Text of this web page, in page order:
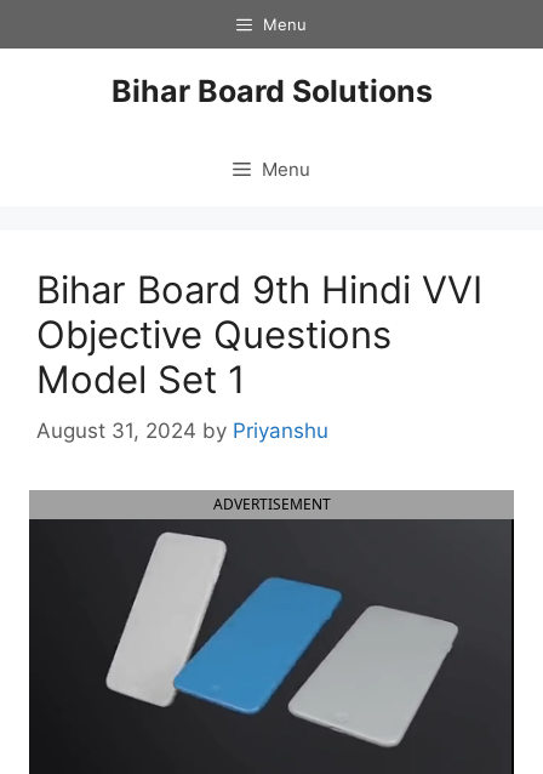
to
Menu
Bihar Board Solutions
Menu
Bihar Board 9th Hindi VVI
Objective Questions
Model Set 1
August 31, 2024 by Priyanshu
ADVERTISEMENT